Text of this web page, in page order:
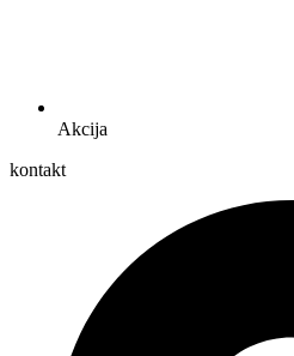
Akcija
kontakt